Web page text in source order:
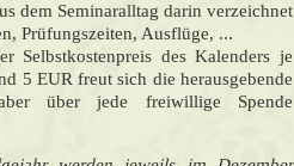
dem Seminaralltag darin verzeichnet
Prüfungszeiten, Ausflüge, ...
Selbstkostenpreis des Kalenders je
5 EUR freut sich die herausgebende
über jede freiwillige Spende